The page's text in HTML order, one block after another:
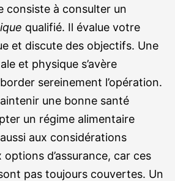
consiste à consulter un
qualifié. Il évalue votre
et discute des objectifs. Une
et physique s’avère
sereinement l’opération.
une bonne santé
un régime alimentaire
aux considérations
d’assurance, car ces
pas toujours couvertes. Un